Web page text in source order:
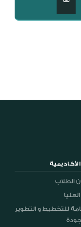
الطلاب
للتخطيط و التطوير